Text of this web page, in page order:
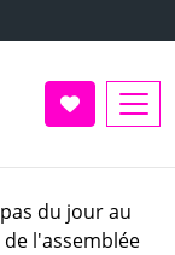
Faire un don
du jour au
l'assemblée